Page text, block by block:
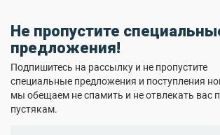
Не пропустите
предложения!
Подпишитесь на рассылку и не пропустите
специальные предложения и поступления
мы обещаем не спамить и не отвлекать вас
пустякам.